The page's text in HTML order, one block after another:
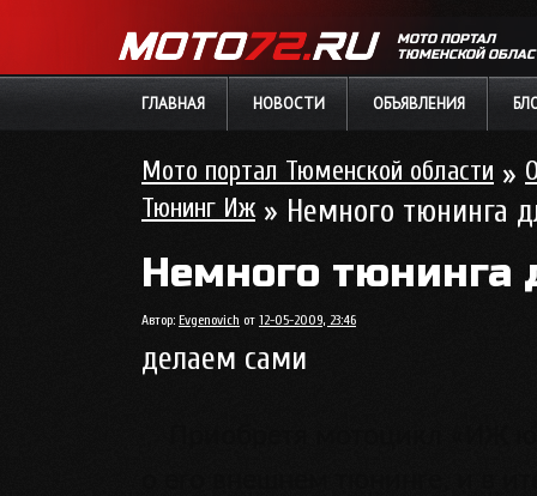
МОТО ПОРТАЛ
ТЮМЕНСКОЙ
ГЛАВНАЯ НОВОСТИ ОБЪЯВЛЕНИЯ
Мото портал Тюменской области »
Тюнинг Иж» Немного тюнинга
Немного
Автор: Evgenovich от 12-05-2009, 23:46
делаем сами